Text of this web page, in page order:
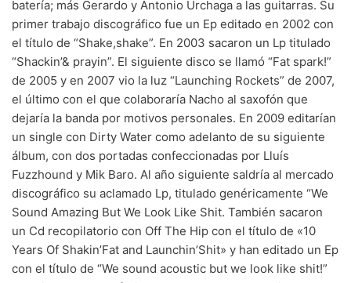
90s
00s(433)
Formato +
Kommun 2(0)
12"(2508)
7" (148)
10" (21)
CD(49)
batería; más Gerardo y Antonio Urchaga a las guitarras. Su
primer trabajo discográfico fue un Ep editado en 2002 con
el título de “Shake,shake”. En 2003 sacaron un Lp titulado
“Shackin’& prayin”. El siguiente disco se llamó “Fat spark!”
de 2005 y en 2007 vio la luz “Launching Rockets” de 2007,
el último con el que colaboraría Nacho al saxofón que
dejaría la banda por motivos personales. En 2009 editarían
un single con Dirty Water como adelanto de su siguiente
álbum, con dos portadas confeccionadas por Lluís
Fuzzhound y Mik Baro. Al año siguiente saldría al mercado
discográfico su aclamado Lp, titulado genéricamente “We
Sound Amazing But We Look Like Shit. También sacaron
un Cd recopilatorio con Off The Hip con el título de «10
Years Of Shakin’Fat and Launchin’Shit» y han editado un Ep
con el título de “We sound acoustic but we look like shit!”